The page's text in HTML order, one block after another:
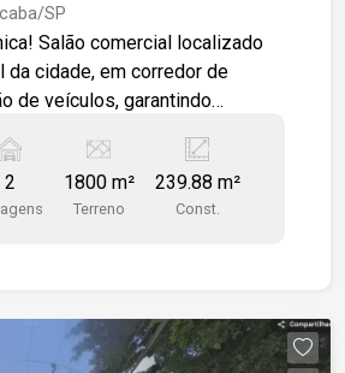
SP
Salão comercial localizado
da cidade, em corredor de
de veículos, garantindo
a diversos comércios e com
principais avenidas,
as regiões da cidade. O
Dispõe de dois
facilitado por elevador, além
2 1800 m²
Terreno
239.88 m²
Const.